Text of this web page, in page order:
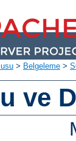
> Belgeleme >
ve